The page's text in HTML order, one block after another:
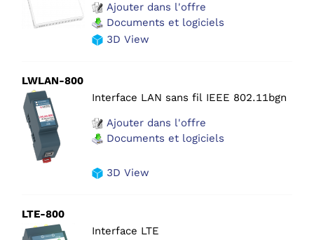
Ajouter dans l'offre
Documents et logiciels
3D View
LWLAN-800
Interface LAN sans fil IEEE 802.11bgn
Ajouter dans l'offre
Documents et logiciels
3D View
LTE-800
Interface LTE